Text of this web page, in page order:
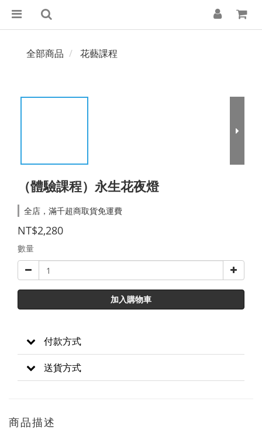
全部商品 花藝課程
（體驗課程）永生花夜燈
全店，滿千超商取貨免運費
NT$2,280
數量
加入購物車
付款方式
送貨方式
商品描述